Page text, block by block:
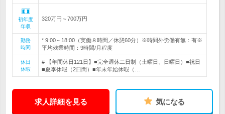
初年度
年収
320万円～700万円
勤務
時間
* 9:00～18:00（実働８時間／休憩60分）※時間外労働有無：有※
平均残業時間：9時間/月程度
休日
休暇
# 【年間休日121日】■完全週休二日制（土曜日、日曜日）■祝日
■夏季休暇（2日間）■年末年始休暇（…
求人詳細を見る 気になる